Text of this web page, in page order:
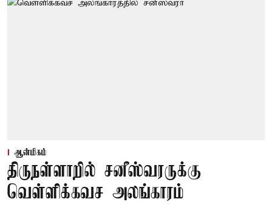
ஆன்மிகம்
திருநள்ளாறில் சனீஸ்வரருக்கு
வெள்ளிக்கவச அலங்காரம்